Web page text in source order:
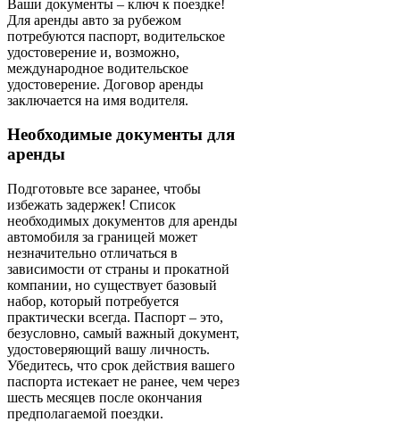
Ваши документы – ключ к поездке!
Для аренды авто за рубежом
потребуются паспорт, водительское
удостоверение и, возможно,
международное водительское
удостоверение. Договор аренды
заключается на имя водителя.
Необходимые документы для
аренды
Подготовьте все заранее, чтобы
избежать задержек! Список
необходимых документов для аренды
автомобиля за границей может
незначительно отличаться в
зависимости от страны и прокатной
компании, но существует базовый
набор, который потребуется
практически всегда. Паспорт – это,
безусловно, самый важный документ,
удостоверяющий вашу личность.
Убедитесь, что срок действия вашего
паспорта истекает не ранее, чем через
шесть месяцев после окончания
предполагаемой поездки.